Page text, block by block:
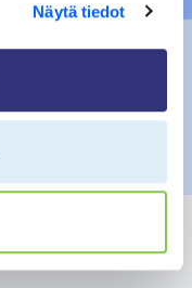
Näytä tiedot
tapahtumaan